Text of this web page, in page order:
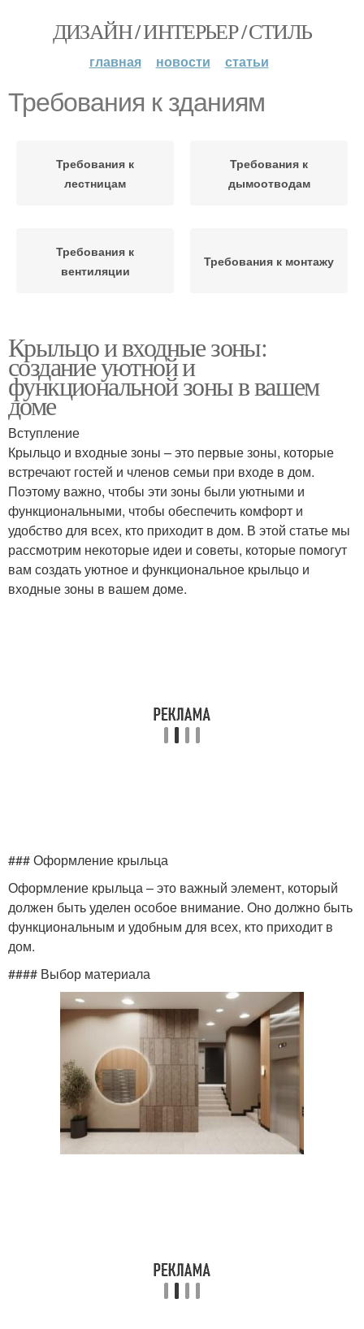
ДИЗАЙН / ИНТЕРЬЕР / СТИЛЬ
главная новости статьи
Требования к зданиям
Требования к
лестницам
Требования к
дымоотводам
Требования к
вентиляции
Требования к монтажу
Крыльцо и входные зоны:
создание уютной и
функциональной зоны в вашем
доме
Вступление
Крыльцо и входные зоны – это первые зоны, которые
встречают гостей и членов семьи при входе в дом.
Поэтому важно, чтобы эти зоны были уютными и
функциональными, чтобы обеспечить комфорт и
удобство для всех, кто приходит в дом. В этой статье мы
рассмотрим некоторые идеи и советы, которые помогут
вам создать уютное и функциональное крыльцо и
входные зоны в вашем доме.
### Оформление крыльца
Оформление крыльца – это важный элемент, который
должен быть уделен особое внимание. Оно должно быть
функциональным и удобным для всех, кто приходит в
дом.
#### Выбор материала